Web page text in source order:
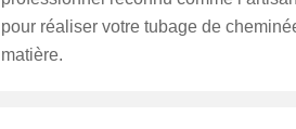
pour réaliser votre tubage de
matière.